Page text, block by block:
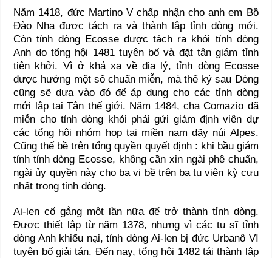
Năm 1418, đức Martino V chấp nhận cho anh em Bồ
Đào Nha được tách ra và thành lập tỉnh dòng mới.
Còn tỉnh dòng Ecosse được tách ra khỏi tỉnh dòng
Anh do tổng hội 1481 tuyên bố và đặt tân giám tỉnh
tiên khởi. Vì ở khá xa về địa lý, tỉnh dòng Ecosse
được hưởng một số chuẩn miễn, mà thế kỷ sau Dòng
cũng sẽ dựa vào đó để áp dụng cho các tỉnh dòng
mới lập tại Tân thế giới. Năm 1484, cha Comazio đã
miễn cho tỉnh dòng khỏi phải gửi giám định viên dự
các tổng hội nhóm họp tại miền nam dãy núi Alpes.
Cũng thế bề trên tổng quyền quyết định : khi bầu giám
tỉnh tỉnh dòng Ecosse, không cần xin ngài phê chuẩn,
ngài ủy quyền này cho ba vị bề trên ba tu viện kỳ cựu
nhất trong tỉnh dòng.
Ai-len cố gắng một lần nữa để trở thành tỉnh dòng.
Được thiết lập từ năm 1378, nhưng vì các tu sĩ tỉnh
dòng Anh khiếu nại, tỉnh dòng Ai-len bị đức Urbanô VI
tuyên bố giải tán. Đến nay, tổng hội 1482 tái thành lập